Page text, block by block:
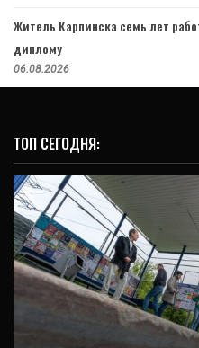
Житель Карпинска семь лет
диплому
06.08.2026
ТОП СЕГОДНЯ: